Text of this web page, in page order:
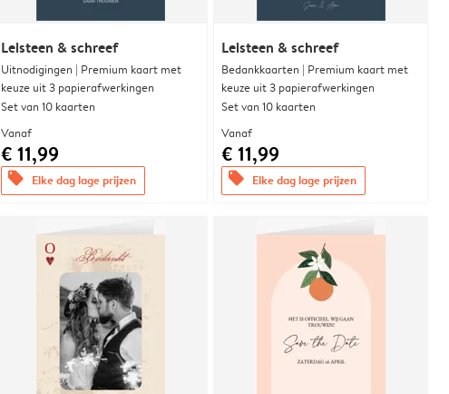
Leisteen & schreef
Uitnodigingen | Premium kaart met
keuze uit 3 papierafwerkingen
Set van 10 kaarten
Vanaf
€ 11,99
offers Elke dag lage prijzen
Leisteen & schreef
Bedankkaarten | Premium kaart met
keuze uit 3 papierafwerkingen
Set van 10 kaarten
Vanaf
€ 11,99
offers Elke dag lage prijzen